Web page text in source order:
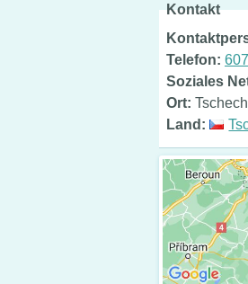
Kontakt
Telefon:
Soziales
Ort:
Land: